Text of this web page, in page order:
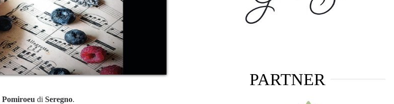
Pomiroeu di Seregno.
PARTNER